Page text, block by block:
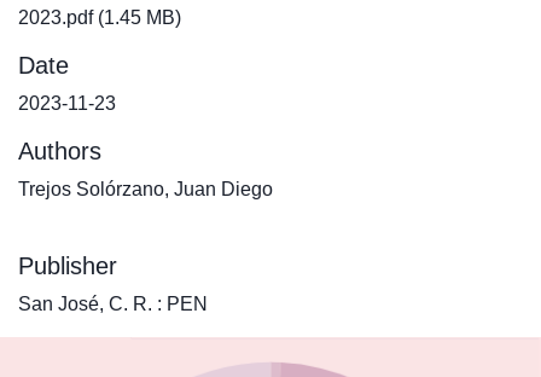
2023.pdf(1.45 MB)
Date
2023-11-23
Authors
Trejos Solórzano, Juan Diego
Publisher
San José, C. R. : PEN